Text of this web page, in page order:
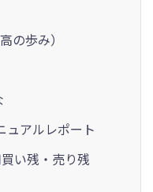
の歩み）
ュアルレポート
い残・売り残